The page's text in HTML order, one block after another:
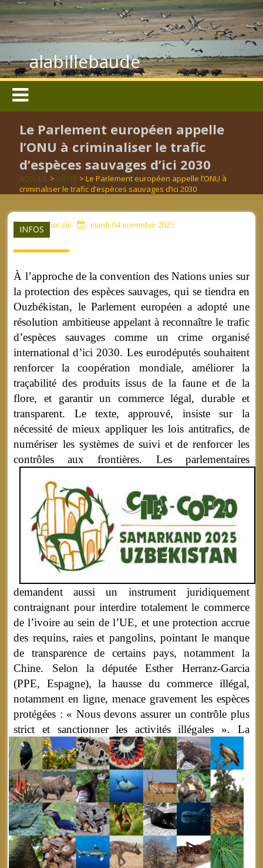
alabillebaude
Le Parlement européen appelle
l’ONU à criminaliser le trafic
d’espèces sauvages d’ici 2030
ACCUEIL > INFOS > Le Parlement européen appelle l’ONU à
criminaliser le trafic d’espèces sauvages d’ici 2030
INFOS
aucun mot clé mardi 04 novembre 2025
À l’approche de la convention des Nations unies sur
la protection des espèces sauvages, qui se tiendra en
Ouzbékistan, le Parlement européen a adopté une
résolution ambitieuse appelant à reconnaître le trafic
d’espèces sauvages comme un crime organisé
international d’ici 2030. Les eurodéputés souhaitent
renforcer la coopération mondiale, améliorer la
traçabilité des produits issus de la faune et de la
flore, et garantir un commerce légal, durable et
transparent. Le texte, approuvé, insiste sur la
nécessité de mieux appliquer les lois antitrafics, de
numériser les systèmes de suivi et de renforcer les
contrôles aux frontières. Les parlementaires
demandent aussi un instrument juridiquement
contraignant pour interdire totalement le commerce
de l’ivoire au sein de l’UE, et une protection accrue
des requins, raies et pangolins, pointant le manque
de transparence de certains pays, notamment la
Chine. Selon la députée Esther Herranz-Garcia
(PPE, Espagne), la hausse du commerce illégal,
notamment en ligne, menace gravement les espèces
protégées : « Nous devons assurer un contrôle plus
strict et sanctionner les activités illégales ». La